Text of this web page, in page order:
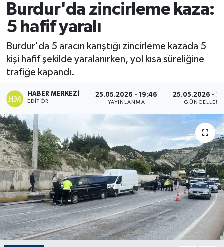
Burdur'da zincirleme kaza:
5 hafif yaralı
Burdur'da 5 aracın karıştığı zincirleme kazada 5
kişi hafif şekilde yaralanırken, yol kısa süreliğine
trafiğe kapandı.
HABER MERKEZI
EDITÖR
25.05.2026 - 19:46
YAYINLANMA
25.05.2026 -